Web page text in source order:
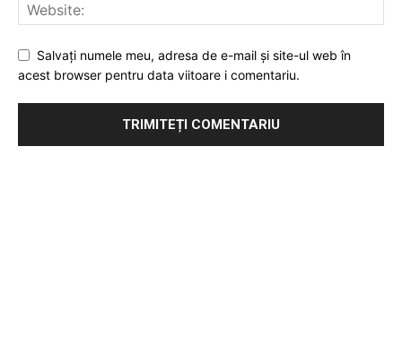
Salvați numele meu, adresa de e-mail și site-ul web în
acest browser pentru data viitoare i comentariu.